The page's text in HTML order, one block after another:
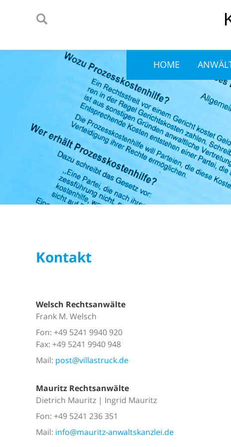
HOME
Kontakt
Welsch Rechtsanwälte
Frank M. Welsch
Fon: +49 5241 9940 920
Fax: +49 5241 9940 948
Mail: post@villastruck.de
Mauritz Rechtsanwälte
Dietrich Mauritz | Ingrid Mauritz
Fon: +49 5241 236 351
Mail: info@mauritz-anwaltskanzlei.de